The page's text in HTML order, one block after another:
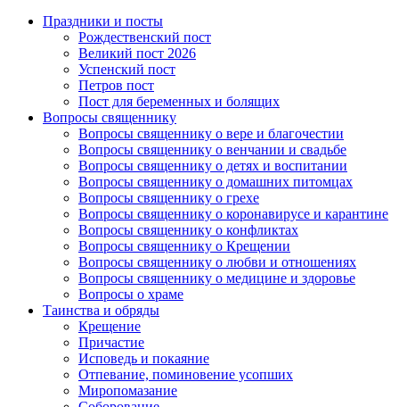
Праздники и посты
Рождественский пост
Великий пост 2026
Успенский пост
Петров пост
Пост для беременных и болящих
Вопросы священнику
Вопросы священнику о вере и благочестии
Вопросы священнику о венчании и свадьбе
Вопросы священнику о детях и воспитании
Вопросы священнику о домашних питомцах
Вопросы священнику о грехе
Вопросы священнику о коронавирусе и карантине
Вопросы священнику о конфликтах
Вопросы священнику о Крещении
Вопросы священнику о любви и отношениях
Вопросы священнику о медицине и здоровье
Вопросы о храме
Таинства и обряды
Крещение
Причастие
Исповедь и покаяние
Отпевание, поминовение усопших
Миропомазание